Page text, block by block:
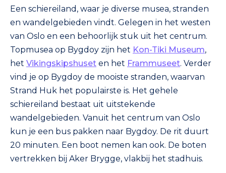
Een schiereiland, waar je diverse musea, stranden
en wandelgebieden vindt. Gelegen in het westen
van Oslo en een behoorlijk stuk uit het centrum.
Topmusea op Bygdoy zijn het Kon-Tiki Museum,
het Vikingskipshuset en het Frammuseet. Verder
vind je op Bygdoy de mooiste stranden, waarvan
Strand Huk het populairste is. Het gehele
schiereiland bestaat uit uitstekende
wandelgebieden. Vanuit het centrum van Oslo
kun je een bus pakken naar Bygdoy. De rit duurt
20 minuten. Een boot nemen kan ook. De boten
vertrekken bij Aker Brygge, vlakbij het stadhuis.